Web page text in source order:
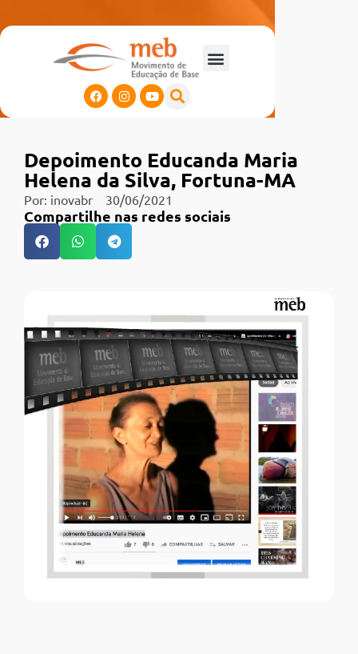
Depoimento Educanda Maria
Helena da Silva, Fortuna-MA
Por: inovabr 30/06/2021
Compartilhe nas redes sociais